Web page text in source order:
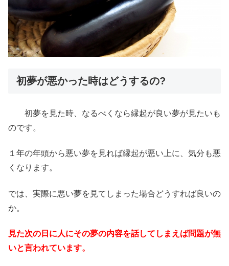
初夢が悪かった時はどうするの?
初夢を見た時、なるべくなら縁起が良い夢が見たいも
のです。
１年の年頭から悪い夢を見れば縁起が悪い上に、気分も悪
くなります。
では、実際に悪い夢を見てしまった場合どうすれば良いの
か。
見た次の日に人にその夢の内容を話してしまえば問題が無
いと言われています。